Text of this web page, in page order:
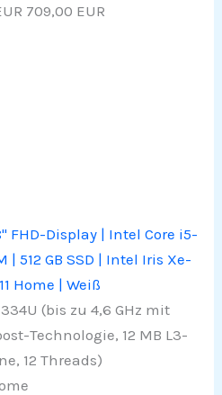
709,00 EUR
FHD-Display | Intel Core i5-
| 512 GB SSD | Intel Iris Xe-
Home | Weiß
(bis zu 4,6 GHz mit
Technologie, 12 MB L3-
12 Threads)